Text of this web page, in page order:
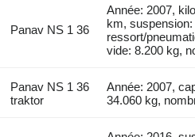
Panav NS 1 36
Année: 2007,
km, suspension:
ressort/
vide: 8.200 kg,
Panav NS 1 36
traktor
Année: 2007,
34.060 kg,